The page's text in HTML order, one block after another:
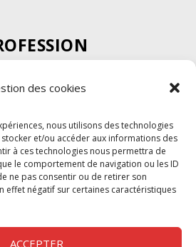
des cookies
nous utilisons des technologies
et/ou accéder aux informations des
à ces technologies nous permettra de
le comportement de navigation ou les ID
ne pas consentir ou de retirer son
effet négatif sur certaines caractéristiques
ACCEPTER
visuel